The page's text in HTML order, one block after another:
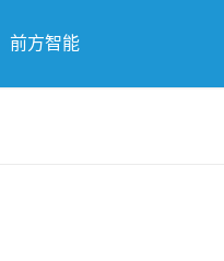
前方智能